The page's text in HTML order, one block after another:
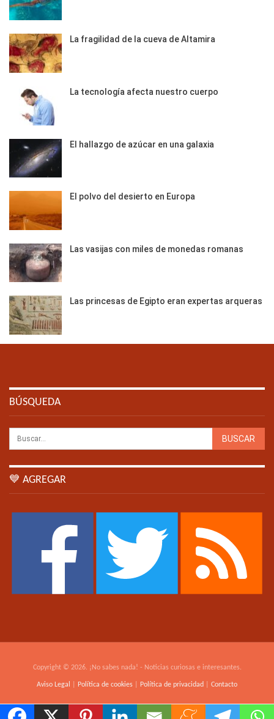
La fragilidad de la cueva de Altamira
La tecnología afecta nuestro cuerpo
El hallazgo de azúcar en una galaxia
El polvo del desierto en Europa
Las vasijas con miles de monedas romanas
Las princesas de Egipto eran expertas arqueras
BÚSQUEDA
💙 AGREGAR
Copyright © 2026. ¡No sabes nada! - Noticias curiosas e interesantes.
Aviso Legal Política de cookies Política de privacidad Contacto